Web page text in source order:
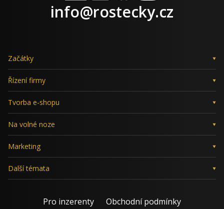
LinkedIn
X FacebookInstagram
info@rostecky.cz
Začátky
Řízení firmy
Tvorba e-shopu
Na volné noze
Marketing
Další témata
Pro inzerenty Obchodní podmínky